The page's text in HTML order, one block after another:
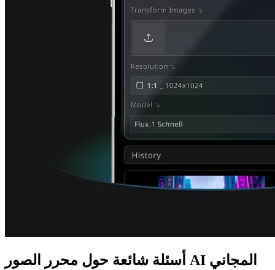
أسئلة شائعة حول محرر الصور AI المجاني